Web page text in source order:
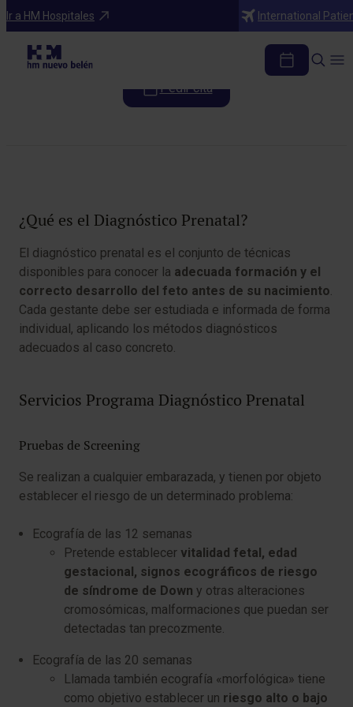
Ir a HM Hospitales International
Especialidades
Diagnóstico Prenatal
Pedir cita
¿Qué es el Diagnóstico Prenatal?
El diagnóstico prenatal es el conjunto de técnicas
disponibles para conocer la adecuada formación y el
correcto desarrollo del feto antes de su nacimiento.
Cada gestante debe ser estudiada e informada de forma
individual, aplicando los métodos diagnósticos
adecuados al caso concreto.
Servicios​ Programa Diagnóstico Prenatal
Pruebas de Screening
S​e realizan a cualquier embarazada, y tienen por objeto
establecer el riesgo de un determinado problema:
Ecografía de las 12 semanas
Pretende establecer vitalidad fetal, edad
gestacional, signos ecográficos de riesgo
de síndrome de Down y otras alteraciones
cromosómicas, malformaciones que puedan ser
detectadas tan precozmente.
Ecografía de las 20 semanas
Llamada también ecografía «morfológica» tiene
como objetivo establecer un riesgo alto o bajo